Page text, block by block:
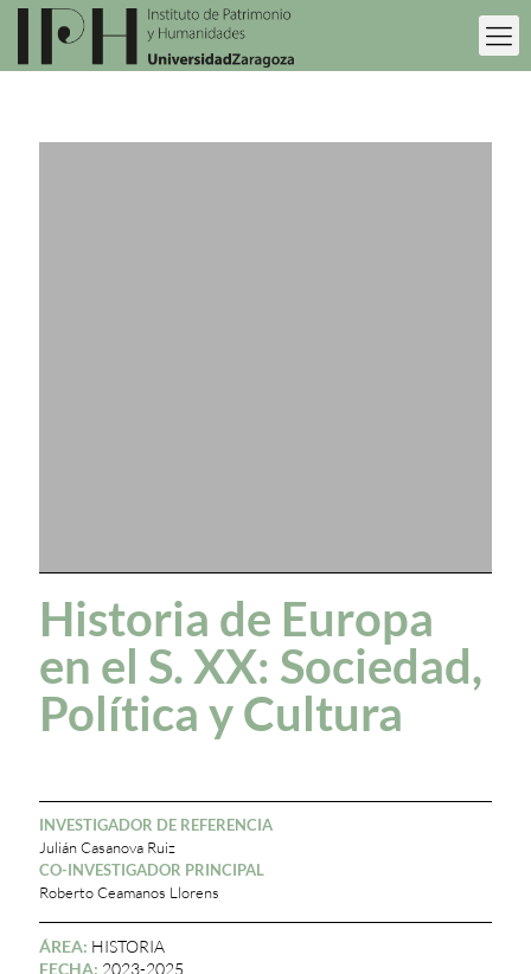
Historia de Europa
en el S. XX: Sociedad,
Política y Cultura
INVESTIGADOR DE REFERENCIA
Julián Casanova Ruiz
CO-INVESTIGADOR PRINCIPAL
Roberto Ceamanos Llorens
ÁREA: HISTORIA
FECHA: 2023-2025